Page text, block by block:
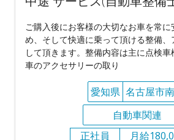
ご購入後にお客様の大切なお車を常
め、そして快適に乗って頂ける整備
して頂きます。整備内容は主に点検
車のアクセサリーの取り
愛知県 名古屋市
自動車関連
正社員
月給